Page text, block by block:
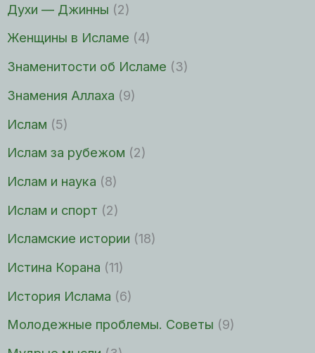
Духи — Джинны (2)
Женщины в Исламе (4)
Знаменитости об Исламе (3)
Знамения Аллаха (9)
Ислам (5)
Ислам за рубежом (2)
Ислам и наука (8)
Ислам и спорт (2)
Исламские истории (18)
Истина Корана (11)
История Ислама (6)
Молодежные проблемы. Советы (9)